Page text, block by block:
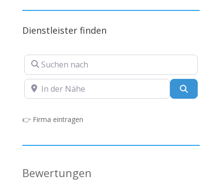
Dienstleister finden
Suchen nach
In der Nähe
👉 Firma eintragen
Bewertungen